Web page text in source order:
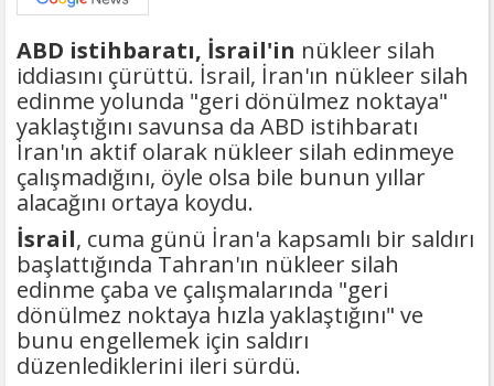
ABD istihbaratı, İsrail'in nükleer silah
iddiasını çürüttü. İsrail, İran'ın nükleer silah
edinme yolunda "geri dönülmez noktaya"
yaklaştığını savunsa da ABD istihbaratı
İran'ın aktif olarak nükleer silah edinmeye
çalışmadığını, öyle olsa bile bunun yıllar
alacağını ortaya koydu.
İsrail, cuma günü İran'a kapsamlı bir saldırı
başlattığında Tahran'ın nükleer silah
edinme çaba ve çalışmalarında "geri
dönülmez noktaya hızla yaklaştığını" ve
bunu engellemek için saldırı
düzenlediklerini ileri sürdü.